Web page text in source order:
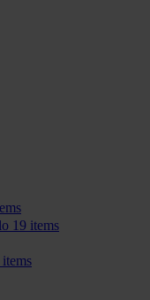
19 items
items